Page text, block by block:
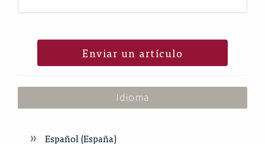
Enviar un artículo
Idioma
Español (España)